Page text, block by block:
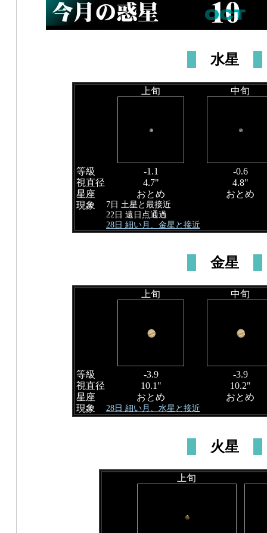
水星
上旬 中旬
等級 -1.1
-0.6
視直径
4.7"
4.8"
星座
おとめ
おとめ
現象
7日 土星と最接近
22日 遠日点通過
28日 細い月、金星と接近
金星
上旬 中旬
等級 -3.9
-3.9
視直径
10.1"
10.2"
星座
おとめ
おとめ
現象
28日 細い月、水星と接近
火星
上旬